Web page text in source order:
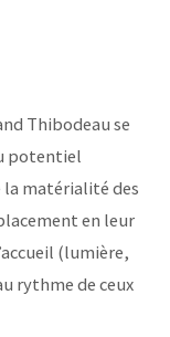
Thibodeau se
potentiel
matérialité des
en leur
(lumière,
rythme de ceux